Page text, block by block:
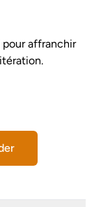
affranchir